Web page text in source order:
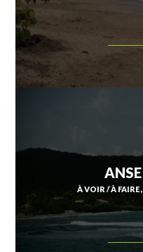
À VOIR / À FAIRE